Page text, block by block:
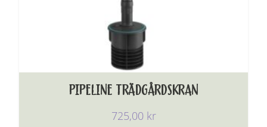
PIPELINE TRÄDGÅRDSKRAN
725,00 kr